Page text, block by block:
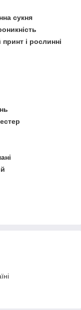
сукня
принт і рослинні